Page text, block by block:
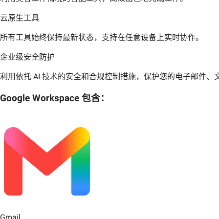
云原生工具
所有工具始终保持最新状态，支持在任意设备上实时协作。
企业级安全防护
利用依托 AI 技术的安全和合规控制措施，保护您的电子邮件、
Google Workspace 包含：